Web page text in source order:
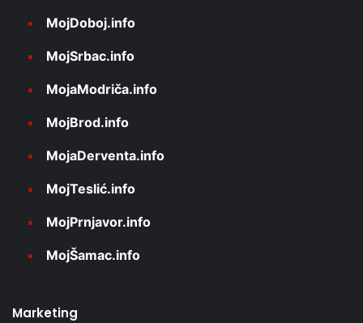
MojDoboj.info
MojSrbac.info
MojaModriča.info
MojBrod.info
MojaDerventa.info
MojTeslić.info
MojPrnjavor.info
MojŠamac.info
Marketing